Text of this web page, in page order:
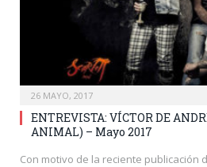
26 MAYO, 2017
ENTREVISTA: VÍCTOR DE
ANIMAL) – Mayo 2017
Con motivo de la reciente publicación